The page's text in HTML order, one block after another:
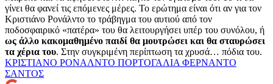
γίνει θα φανεί τις επόμενες μέρες. Το ερώτημα είναι ότι αν για τον
Κριστιάνο Ρονάλντο το τράβηγμα του αυτιού από τον
ποδοσφαιρικό «πατέρα» του θα λειτουργήσει υπέρ του συνόλου, ή
ως άλλο κακομαθημένο παιδί θα μουτρώσει και θα σταυρώσει
τα χέρια του. Στην συγκριμένη περίπτωση τα χρυσά… πόδια του.
ΚΡΙΣΤΙΑΝΟ ΡΟΝΑΛΝΤΟ ΠΟΡΤΟΓΑΛΙΑ ΦΕΡΝΑΝΤΟ
ΣΑΝΤΟΣ